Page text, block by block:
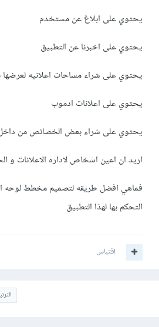
يحتوي على ابلاغ عن مستخدم
يحتوي على اخبرنا عن التطبيق
يحتوي على شراء مساحات اعلانيه لعرضها
يحتوي على اعلانات ادموب
يحتوي على شراء بعض الخصائص من داخل
اريد ان اعين اشخاص لاداره الاعلانات و
فماهي افضل طريقه لتصميم مخطط لوحه
التحكم بها لهذا التطبيق
اقتباس